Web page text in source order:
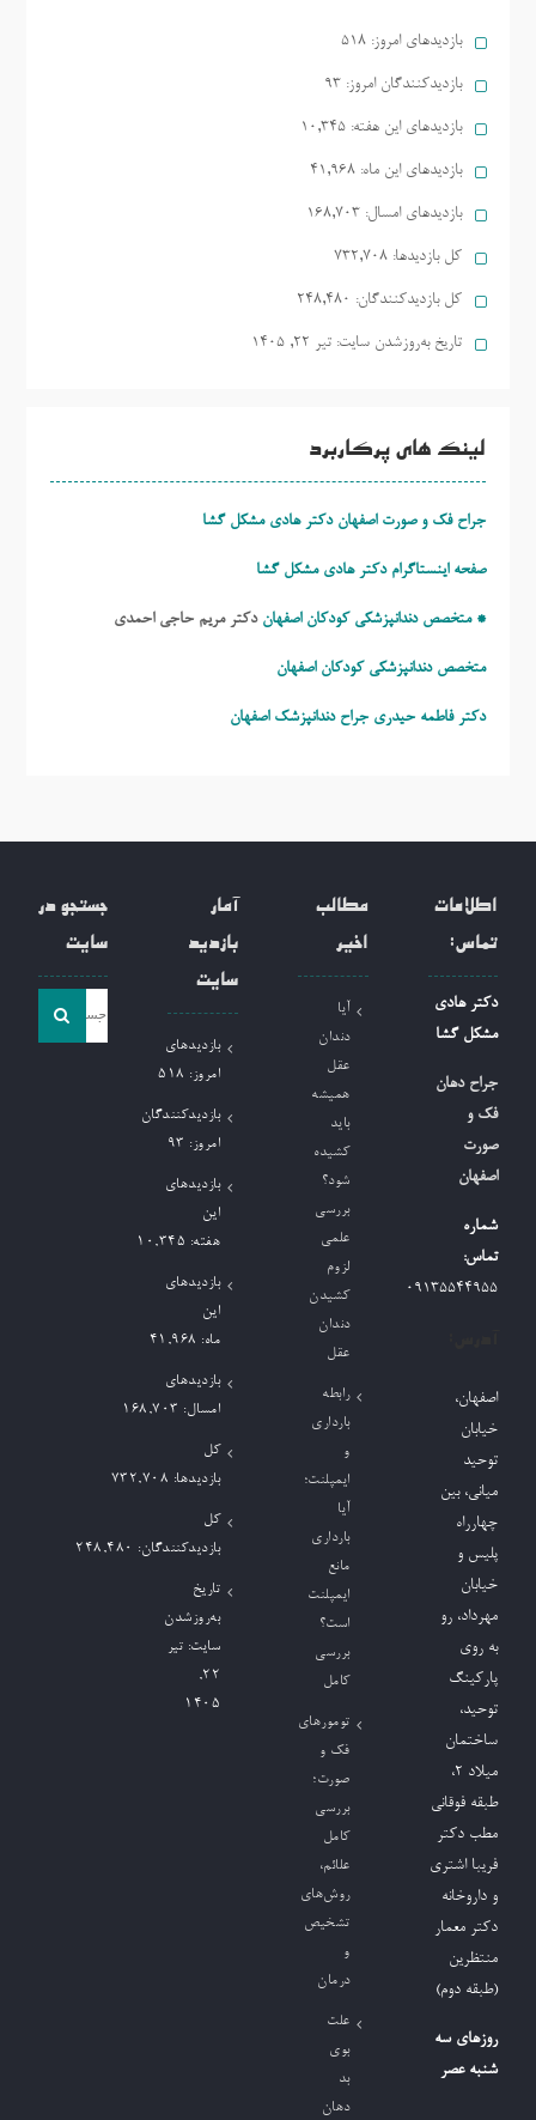
بازدیدهای امروز: 518
بازدیدکنندگان امروز: 93
بازدیدهای این هفته: 10,345
بازدیدهای این ماه: 41,968
بازدیدهای امسال: 168,703
کل بازدیدها: 732,708
کل بازدیدکنند‌گان: 248,480
تاریخ به‌روزشدن سایت: تیر ۲۲, ۱۴۰۵
لینک های پرکاربرد
جراح فک و صورت اصفهان دکتر هادی مشکل گشا
صفحه اینستاگرام دکتر هادی مشکل گشا
* متخصص دندانپزشکی کودکان اصفهان دکتر مریم حاجی احمدی
متخصص دندانپزشکی کودکان اصفهان
دکتر فاطمه حیدری جراح دندانپزشک اصفهان
اطلاعات
تماس:
دکتر هادی
مشکل گشا
جراح دهان
فک و
صورت
اصفهان
شماره
تماس:
09135544955
اصفهان،
خیابان
توحید
میانی، بین
چهارراه
پلیس و
خیابان
مهرداد، رو
به روی
پارکینگ
توحید،
ساختمان
میلاد ٢،
طبقه فوقانی
مطب دکتر
فریبا اشتری
و داروخانه
دکتر معمار
منتظرین
(طبقه دوم)
روزهای سه
شنبه عصر
مطالب
اخیر
آیا
دندان
عقل
همیشه
باید
کشیده
شود؟
بررسی
علمی
لزوم
کشیدن
دندان
عقل
رابطه
بارداری
و
ایمپلنت؛
آیا
بارداری
مانع
ایمپلنت
است؟
بررسی
کامل
تومورهای
فک و
صورت؛
بررسی
کامل
علائم،
روش‌های
تشخیص
و
درمان
علت
بوی
بد
دهان
آمار
بازدید
سایت
بازدیدهای
امروز: 518
بازدیدکنندگان
امروز: 93
بازدیدهای
این
هفته: 10,345
بازدیدهای
این
ماه: 41,968
بازدیدهای
امسال: 168,703
کل
بازدیدها: 732,708
کل
بازدیدکنند‌گان: 248,480
تاریخ
به‌روزشدن
سایت: تیر
۲۲,
۱۴۰۵
جستجو در
سایت